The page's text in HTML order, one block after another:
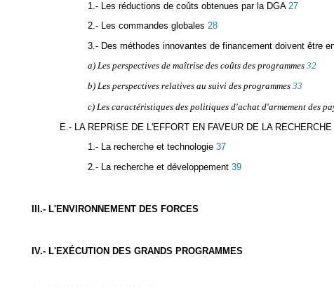
1.- Les réductions de coûts obtenues par la DGA27
2.- Les commandes globales 28
3.- Des méthodes innovantes de financement doivent être
a) Les perspectives de maîtrise des coûts des programmes 32
b) Les perspectives relatives au suivi des programmes 33
c) Les caractéristiques des politiques d'achat d'armement des
E.- LA REPRISE DE L'EFFORT EN FAVEUR DE LA RECHERCHE
1.- La recherche et technologie 37
2.- La recherche et développement 39
III.- L'ENVIRONNEMENT DES FORCES
IV.- L'EXÉCUTION DES GRANDS PROGRAMMES